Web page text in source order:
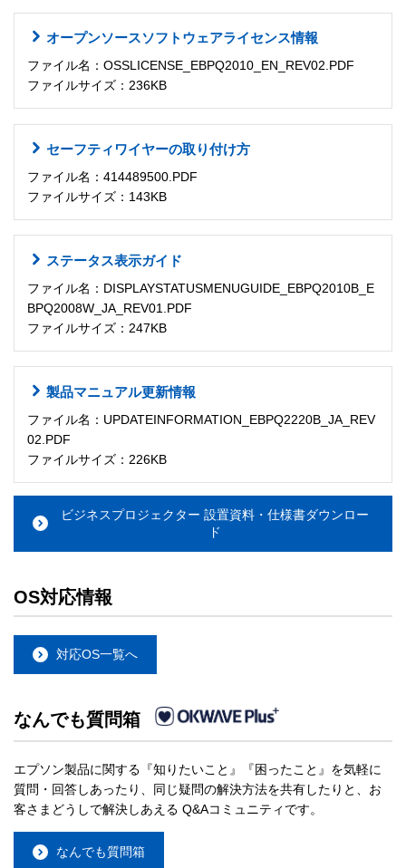
オープンソースソフトウェアライセンス情報
ファイル名：OSSLICENSE_EBPQ2010_EN_REV02.PDF
ファイルサイズ：236KB
セーフティワイヤーの取り付け方
ファイル名：414489500.PDF
ファイルサイズ：143KB
ステータス表示ガイド
ファイル名：DISPLAYSTATUSMENUGUIDE_EBPQ2010B_E
BPQ2008W_JA_REV01.PDF
ファイルサイズ：247KB
製品マニュアル更新情報
ファイル名：UPDATEINFORMATION_EBPQ2220B_JA_REV
02.PDF
ファイルサイズ：226KB
ビジネスプロジェクター 設置資料・仕様書ダウンロー
ド
OS対応情報
対応OS一覧へ
なんでも質問箱
エプソン製品に関する『知りたいこと』『困ったこと』を気軽に
質問・回答しあったり、同じ疑問の解決方法を共有したりと、お
客さまどうしで解決しあえる Q&Aコミュニティです。
なんでも質問箱